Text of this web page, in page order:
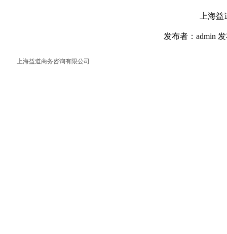
上海
发布者：admin
上海益道商务咨询有限公司